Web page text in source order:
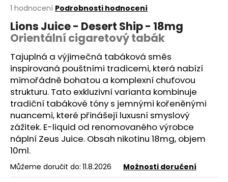
Průměrné
produktu
je
z
5
hvězdiček.
1 hodnocení Podrobnosti hodnocení
Lions Juice - Desert Ship - 18mg
Orientální cigaretový tabák
Tajuplná a výjimečná tabáková směs
inspirovaná pouštními tradicemi, která nabízí
mimořádně bohatou a komplexní chuťovou
strukturu. Tato exkluzivní varianta kombinuje
tradiční tabákové tóny s jemnými kořeněnými
nuancemi, které přinášejí luxusní smyslový
zážitek. E-liquid od renomovaného výrobce
náplní Zeus Juice. Obsah nikotinu 18mg, objem
10ml.
Můžeme doručit do: 11.8.2026 Možnosti doručení
a
j
í
t
?
HLEDAT
D
o